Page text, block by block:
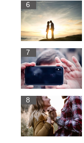
6
7
8